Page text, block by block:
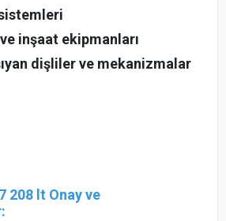
inşaat ekipmanları
dişliler ve mekanizmalar
208 lt Onay ve